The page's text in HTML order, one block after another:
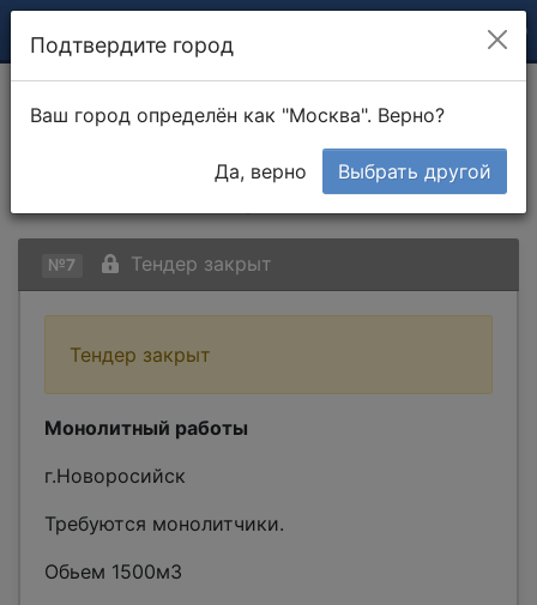
Монолитный работы
(Новороссийск) (Краснодарский
край)
№7 Тендер закрыт
Тендер закрыт
Монолитный работы
г.Новоросийск
Требуются монолитчики.
Обьем 1500м3
Подтвердите город
Ваш город определён как "Москва". Верно?
Да, верно Выбрать другой